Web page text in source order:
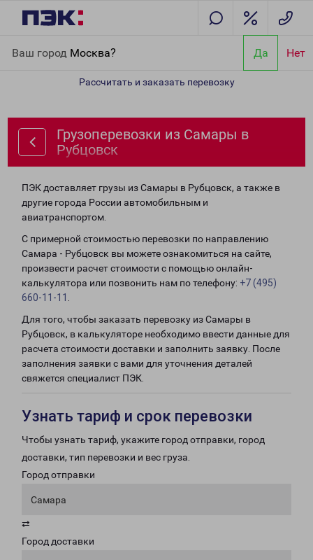
Ваш город Москва? Да Нет
Рассчитать и заказать перевозку
Грузоперевозки из Самары в
Рубцовск
ПЭК доставляет грузы из Самары в Рубцовск, а также в
другие города России автомобильным и
авиатранспортом.
С примерной стоимостью перевозки по направлению
Самара - Рубцовск вы можете ознакомиться на сайте,
произвести расчет стоимости с помощью онлайн-
калькулятора или позвонить нам по телефону: +7 (495)
660-11-11
Для того, чтобы заказать перевозку из Самары в
Рубцовск, в калькуляторе необходимо ввести данные для
расчета стоимости доставки и заполнить заявку. После
заполнения заявки с вами для уточнения деталей
свяжется специалист ПЭК.
Узнать тариф и срок перевозки
Чтобы узнать тариф, укажите город отправки, город
доставки, тип перевозки и вес груза.
Город отправки
Самара
⇄
Город доставки